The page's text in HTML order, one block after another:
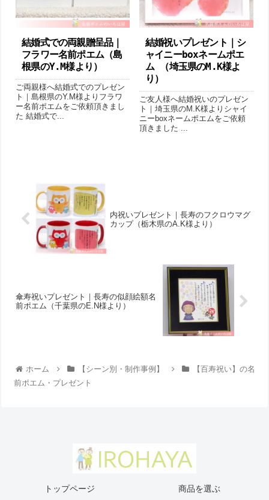
結婚式での両親贈呈品｜
フラワー名前ポエム（島
根県のY.M様より ）
ご両親様へ結婚式でのプレゼン
ト｜島根県のY.M様よりフラワ
ー名前ポエムをご依頼頂きまし
た 結婚式で...
結婚祝いプレゼント｜シ
ャイニーboxネームポエ
ム （埼玉県のM.K様よ
り ）
ご友人様へ結婚祝いのプレゼン
ト｜埼玉県のM.K様よりシャイ
ニーboxネームポエムをご依頼
頂きました ...
内祝いプレゼント｜長寿のフクロウマグ
カップ（栃木県のA.K様より ）
傘寿祝いプレゼント｜長寿の似顔絵額名
前ポエム（千葉県のE.N様より ）
ホーム 【シーン別・制作事例】
【百寿祝い】の名
前ポエム・プレゼント
トップページ 商品を選ぶ